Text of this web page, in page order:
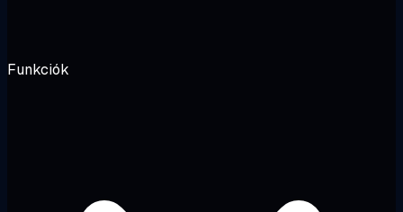
Funkciók